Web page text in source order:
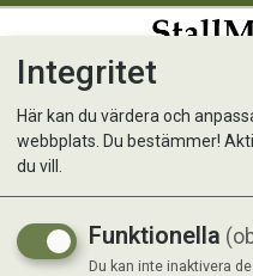
Standardt
Bara naturliga
mat i torr form
Integritet
Här kan du värdera och
webbplats. Du bestämmer!
du vill.
Funktionella
Du kan inte inaktivera